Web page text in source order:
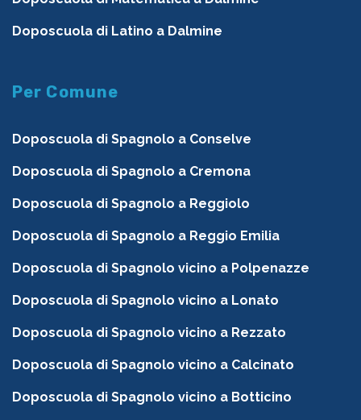
Doposcuola di Latino a Dalmine
Per Comune
Doposcuola di Spagnolo a Conselve
Doposcuola di Spagnolo a Cremona
Doposcuola di Spagnolo a Reggiolo
Doposcuola di Spagnolo a Reggio Emilia
Doposcuola di Spagnolo vicino a Polpenazze
Doposcuola di Spagnolo vicino a Lonato
Doposcuola di Spagnolo vicino a Rezzato
Doposcuola di Spagnolo vicino a Calcinato
Doposcuola di Spagnolo vicino a Botticino